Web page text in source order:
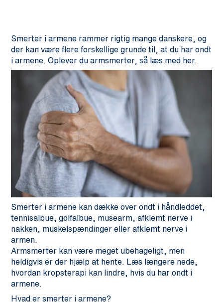
Smerter i armene rammer rigtig mange danskere, og
der kan være flere forskellige grunde til, at du har ondt
i armene. Oplever du armsmerter, så læs med her.
Smerter i armene kan dække over ondt i håndleddet,
tennisalbue, golfalbue, musearm, afklemt nerve i
nakken, muskelspændinger eller afklemt nerve i
armen.
Armsmerter kan være meget ubehageligt, men
heldigvis er der hjælp at hente. Læs længere nede,
hvordan kropsterapi kan lindre, hvis du har ondt i
armene.
Hvad er smerter i armene?